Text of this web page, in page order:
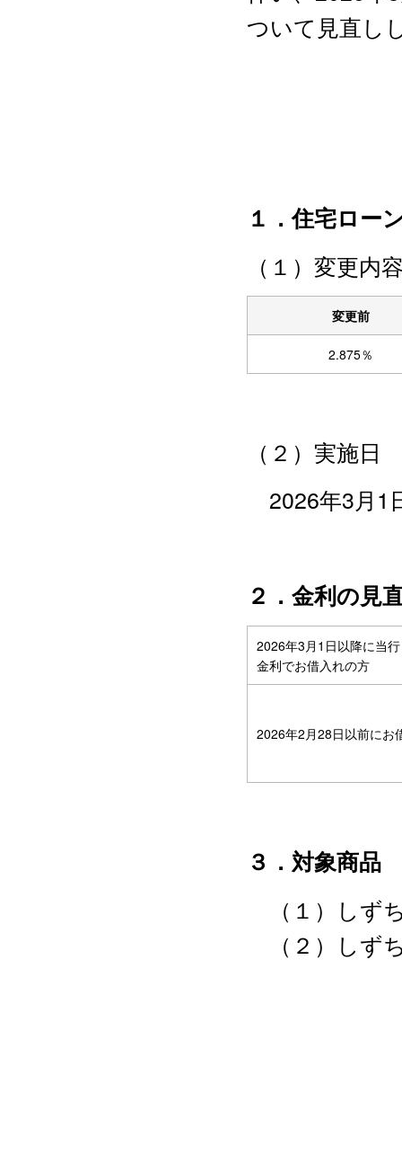
ついて見直し
１．住宅ロー
（１）変更内
変更前
2.875％
（２）実施日
2026年3月1
２．金利の見
2026年3月1日以降に当
金利でお借入れの方
2026年2月28日以前にお
３．対象商品
（１）しず
（２）しず